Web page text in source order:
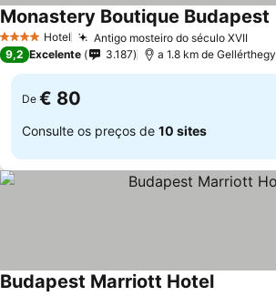
4 EstrelasHotel Antigo mosteiro do século XVII
Monastery Boutique Budapest
9,2 Excelente 3.187 a 1.8 km de Gellérthegy
De € 80
Consulte os preços de 10 sites
Budapest Marriott Hotel